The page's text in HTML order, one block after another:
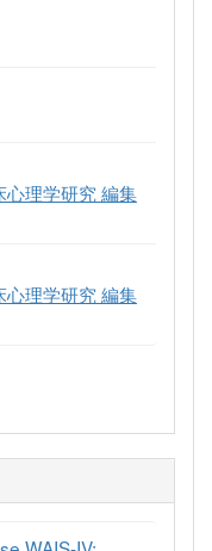
心理学研究 編集
心理学研究 編集